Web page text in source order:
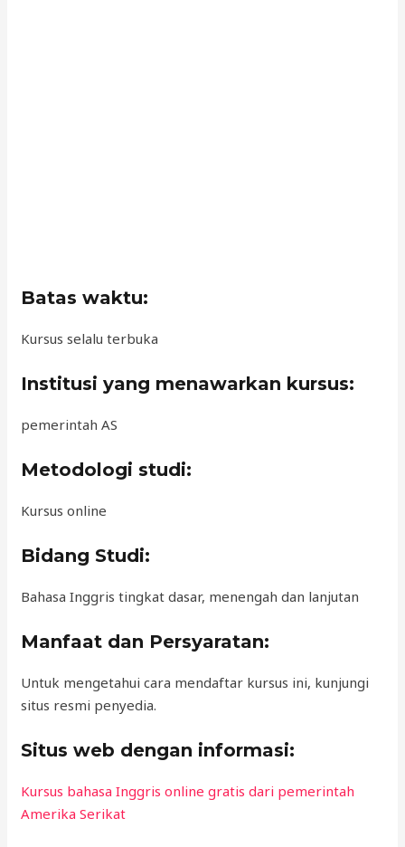
Batas waktu:
Kursus selalu terbuka
Institusi yang menawarkan kursus:
pemerintah AS
Metodologi studi:
Kursus online
Bidang Studi:
Bahasa Inggris tingkat dasar, menengah dan lanjutan
Manfaat dan Persyaratan:
Untuk mengetahui cara mendaftar kursus ini, kunjungi
situs resmi penyedia.
Situs web dengan informasi:
Kursus bahasa Inggris online gratis dari pemerintah
Amerika Serikat